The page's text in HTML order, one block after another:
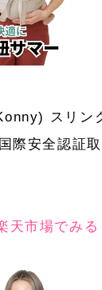
スリン
際安全認証
天市場でみる